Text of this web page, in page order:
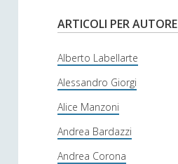
ARTICOLI PER AUTORE
Alberto Labellarte
Alessandro Giorgi
Alice Manzoni
Andrea Bardazzi
Andrea Corona